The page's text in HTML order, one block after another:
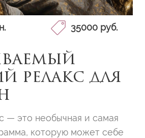
35000 руб.
релакс для
— это необычная и самая
которую может себе